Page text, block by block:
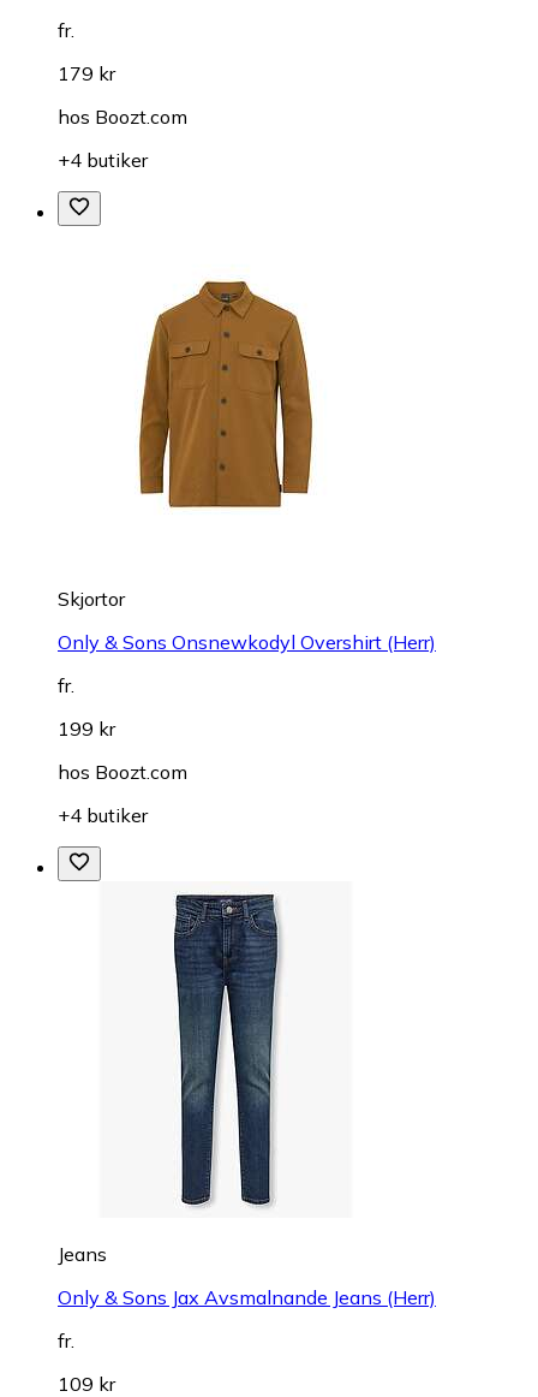
fr.
179 kr
hos Boozt.com
+4 butiker
Skjortor
Only & Sons Onsnewkodyl Overshirt (Herr)
fr.
199 kr
hos Boozt.com
+4 butiker
Jeans
Only & Sons Jax Avsmalnande Jeans (Herr)
fr.
109 kr